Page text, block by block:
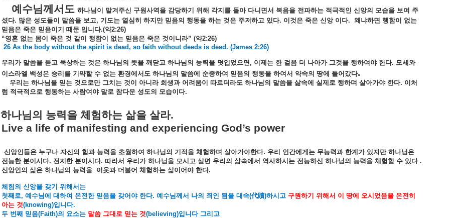
예수님께서도 하나님이 맡겨주신 구원사역을 감당하기 위해 각지를 돌아 다니면서 복음을 전파하는 적극적인 신앙의 모습을 보여 주
셨다. 많은 성도들이 말씀을 보고, 기도는 열심히 하지만 믿음의 행동을 하는 것은 주저하고 있다. 이것은 죽은 신앙 이다. 왜냐하면 행함이
없는
믿음은 죽은 믿음이기 때문 입니다.(약2:26)
“영혼 없는 몸이 죽은 것 같이 행함이 없는 믿음은 죽은 것이니라” (약2:26)
26 As the body without the spirit is dead, so faith without deeds is dead. (James 2:26)
우리가 말씀을 듣고 묵상하는 것은 하나님의 뜻을 깨닫고 하나님의 능력을 덧입었으면, 이제는 한 걸음 더 나아가 그것을 행하여야 한다. 모세와
이스라엘 백성은 승리를 기약할 수 없는 환경에서도 하나님의 말씀에 순종하여 믿음의 행동을 하여서 약속의 땅에 들어갔다.
우리는 하나님을 믿는 것으로만 그치는 것이 아니라 희생과 어려움이 따르더라도 하나님의 말씀을 삶속에 실제로 행하며 살아가야 한다. 이처
럼 적극적으로 행동하는 사람여야 말로 참다운 성도의 모습이다.
하나님의 능력을 체험하는 삶을 살라.
Live a life of manifesting and experiencing God’s power
신앙인들은 누구나 자신의 힘과 능력을 초월하여 하나님의 기적을 체험하며 살아가야한다. 우리 인간에게는 무능력과 한계가 있지만 하나님은
전능한 분이시다. 전지한 분이시다. 따라서 우리가 하나님을 모시고 살면 우리의 삶속에서 역사하시는 전능하신 하나님의 능력을 체험할 수 있다 .
신앙인의 삶은 하나님의 능력을 이웃과 더불어 체험하는 삶이어야 한다.
체험의 신앙을 갖기 위해서는
첫째로, 예수님에 대하여 온전한 믿음을 갖어야 한다. 예수님께서 나의 죄인 됨을 대속(代贖)하시고 구원하기 위해서 이 땅에 오시었음을 온전히
아는 것(knowing)입니다.
두 번째 믿음(Faith)의 요소는 말씀 그대로 믿는 것(believing)입니다 그리고